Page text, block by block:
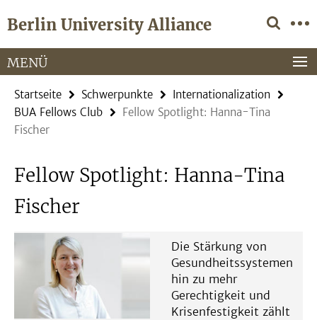
direkt
Inhalt
Berlin University Alliance
Service-
Navigation
MENÜ
Startseite Schwerpunkte
Internationalization
BUA Fellows Club
Fellow Spotlight: Hanna-Tina
Fischer
Fellow Spotlight: Hanna-Tina
Fischer
Die Stärkung von
Gesundheitssystemen
hin zu mehr
Gerechtigkeit und
Krisenfestigkeit zählt